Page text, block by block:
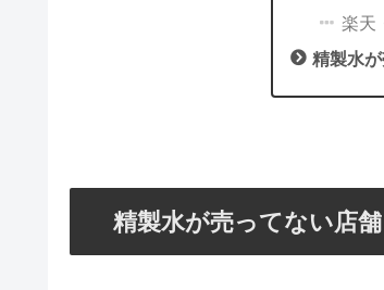
楽天
精製水
精製水が売ってない店舗